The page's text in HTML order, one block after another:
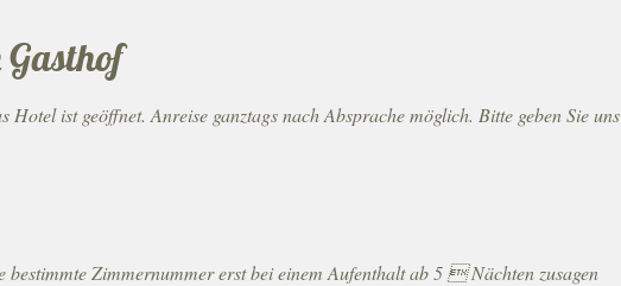
Hotel ist geöffnet. Anreise ganztags nach Absprache möglich. Bitte geben Sie uns
bestimmte Zimmernummer erst bei einem Aufenthalt ab 5  Nächten zusagen